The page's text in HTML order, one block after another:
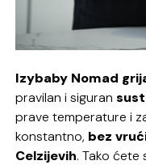
Izybaby Nomad
pravilan i siguran
prave temperature i
konstantno, bez
Celzijevih. Tako ćete